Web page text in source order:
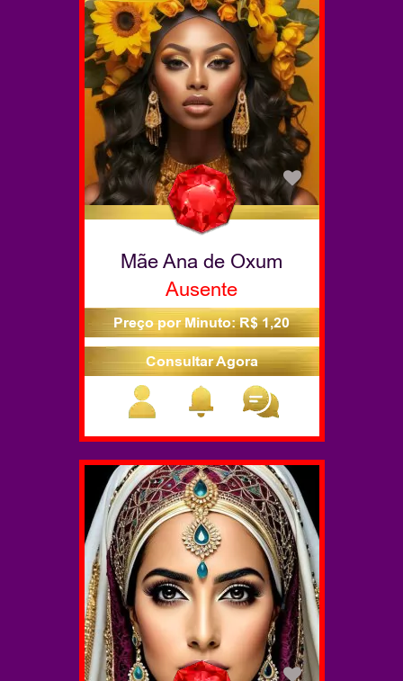
Mãe Ana de Oxum
Ausente
Preço por Minuto: R$ 1,20
Consultar Agora